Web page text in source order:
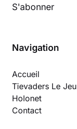
S'abonner
Navigation
Accueil
Tievaders Le Jeu
Holonet
Contact